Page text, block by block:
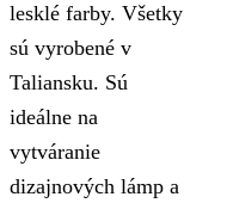
lesklé farby. Všetky
sú vyrobené v
Taliansku. Sú
ideálne na
vytváranie
dizajnových lámp a